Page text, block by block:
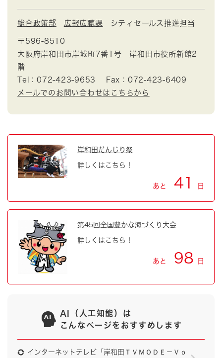
総合政策部 広報広聴課 シティセールス推進担当
〒596-8510
大阪府岸和田市岸城町7番1号 岸和田市役所新館2
階
Tel：072-423-9653
Fax：072-423-6409
メールでのお問い合わせはこちらから
岸和田だんじり祭
詳しくはこちら！
あと 41 日
第45回全国豊かな海づくり大会
詳しくはこちら！
あと 98 日
AI（人工知能）は
こんなページをおすすめします
インターネットテレビ「岸和田ＴＶＭＯＤＥ－Ｖｏ